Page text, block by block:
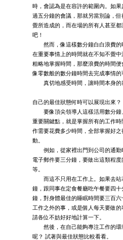
時，會認為是在容許的範圍內。如
過五分鐘的會議，那就另當別論，
覺所造成的，而在場的所有人甚至
吧！
然而，像這樣數分鐘白白浪費的
在重要事情上的時間就在不知不覺
粗略地掌握時間，那麼浪費的時間
像零數般的數分鐘時間去完成事情的
真切地感受時間，讓時間本身的
自己的最佳狀態何時可以展現出來？
要像頂尖領導人這樣活用數分鐘
重要關鍵點，就是掌握所有的工作
作需要花費多少時間，全部掌握好
動。
例如，從家裡出門到公司的通勤
電子郵件要三分鐘，要做出這類程
等。
而這不只用在工作上。如果去站
鐘，跟同事在定食餐廳吃午餐要四
鐘，對身體最佳的睡眠時間要三百
工作之外的事，或是個人每天要做
請各位不妨好好地計算一下。
然後，在自己能夠專注工作的環
呢？ 試著與最佳狀態比較看看。